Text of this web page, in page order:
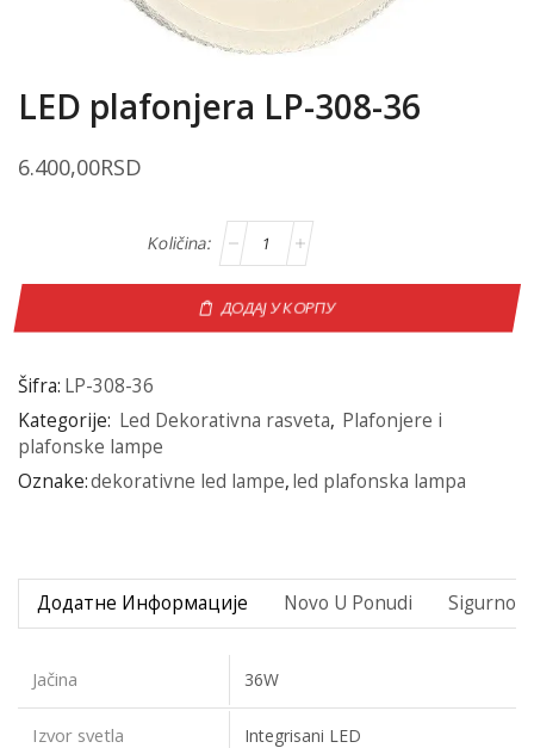
LED plafonjera LP-308-36
6.400,00RSD
ДОДАЈ У КОРПУ
Šifra: LP-308-36
Kategorije: Led Dekorativna rasveta, Plafonjere i
plafonske lampe
Oznake:dekorativne led lampe,led plafonska lampa
Додатне Информације Novo U Ponudi Sigurno
Jačina 36W
Izvor svetla Integrisani LED